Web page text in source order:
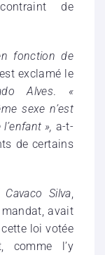
de
fonction de
exclamé le
Alves. «
sexe n’est
», a-t-
de certains
Cavaco Silva
avait
loi votée
comme l’y